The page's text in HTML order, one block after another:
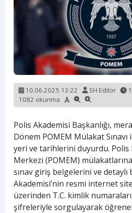
10.06.2025 13:22 SH Editör
1082 okunma
Polis Akademisi Başkanlığı,
Dönem POMEM Mülakat Sınavı
yeri ve tarihlerini duyurdu. Polis
Merkezi (POMEM)
sınav giriş belgelerini ve detaylı
Akademisi’nin resmi internet
üzerinden T.C. kimlik
şifreleriyle sorgulayarak